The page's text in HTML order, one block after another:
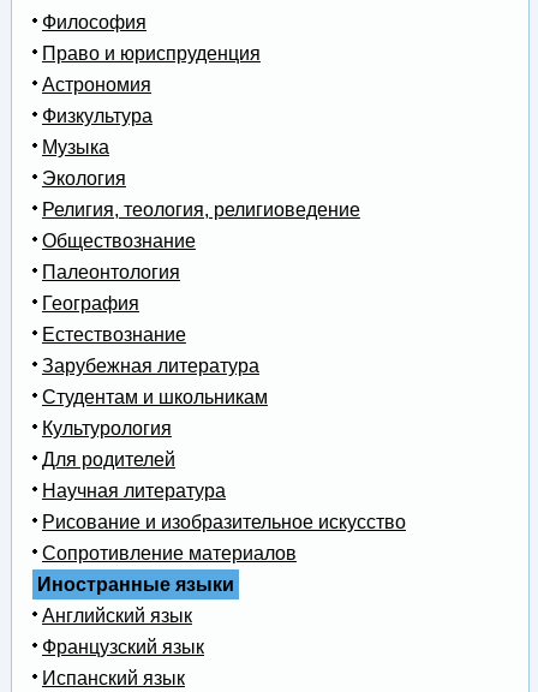
Философия
Право и юриспруденция
Астрономия
Физкультура
Музыка
Экология
Религия, теология, религиоведение
Обществознание
Палеонтология
География
Естествознание
Зарубежная литература
Студентам и школьникам
Культурология
Для родителей
Научная литература
Рисование и изобразительное искусство
Сопротивление материалов
Иностранные языки
Английский язык
Французский язык
Испанский язык